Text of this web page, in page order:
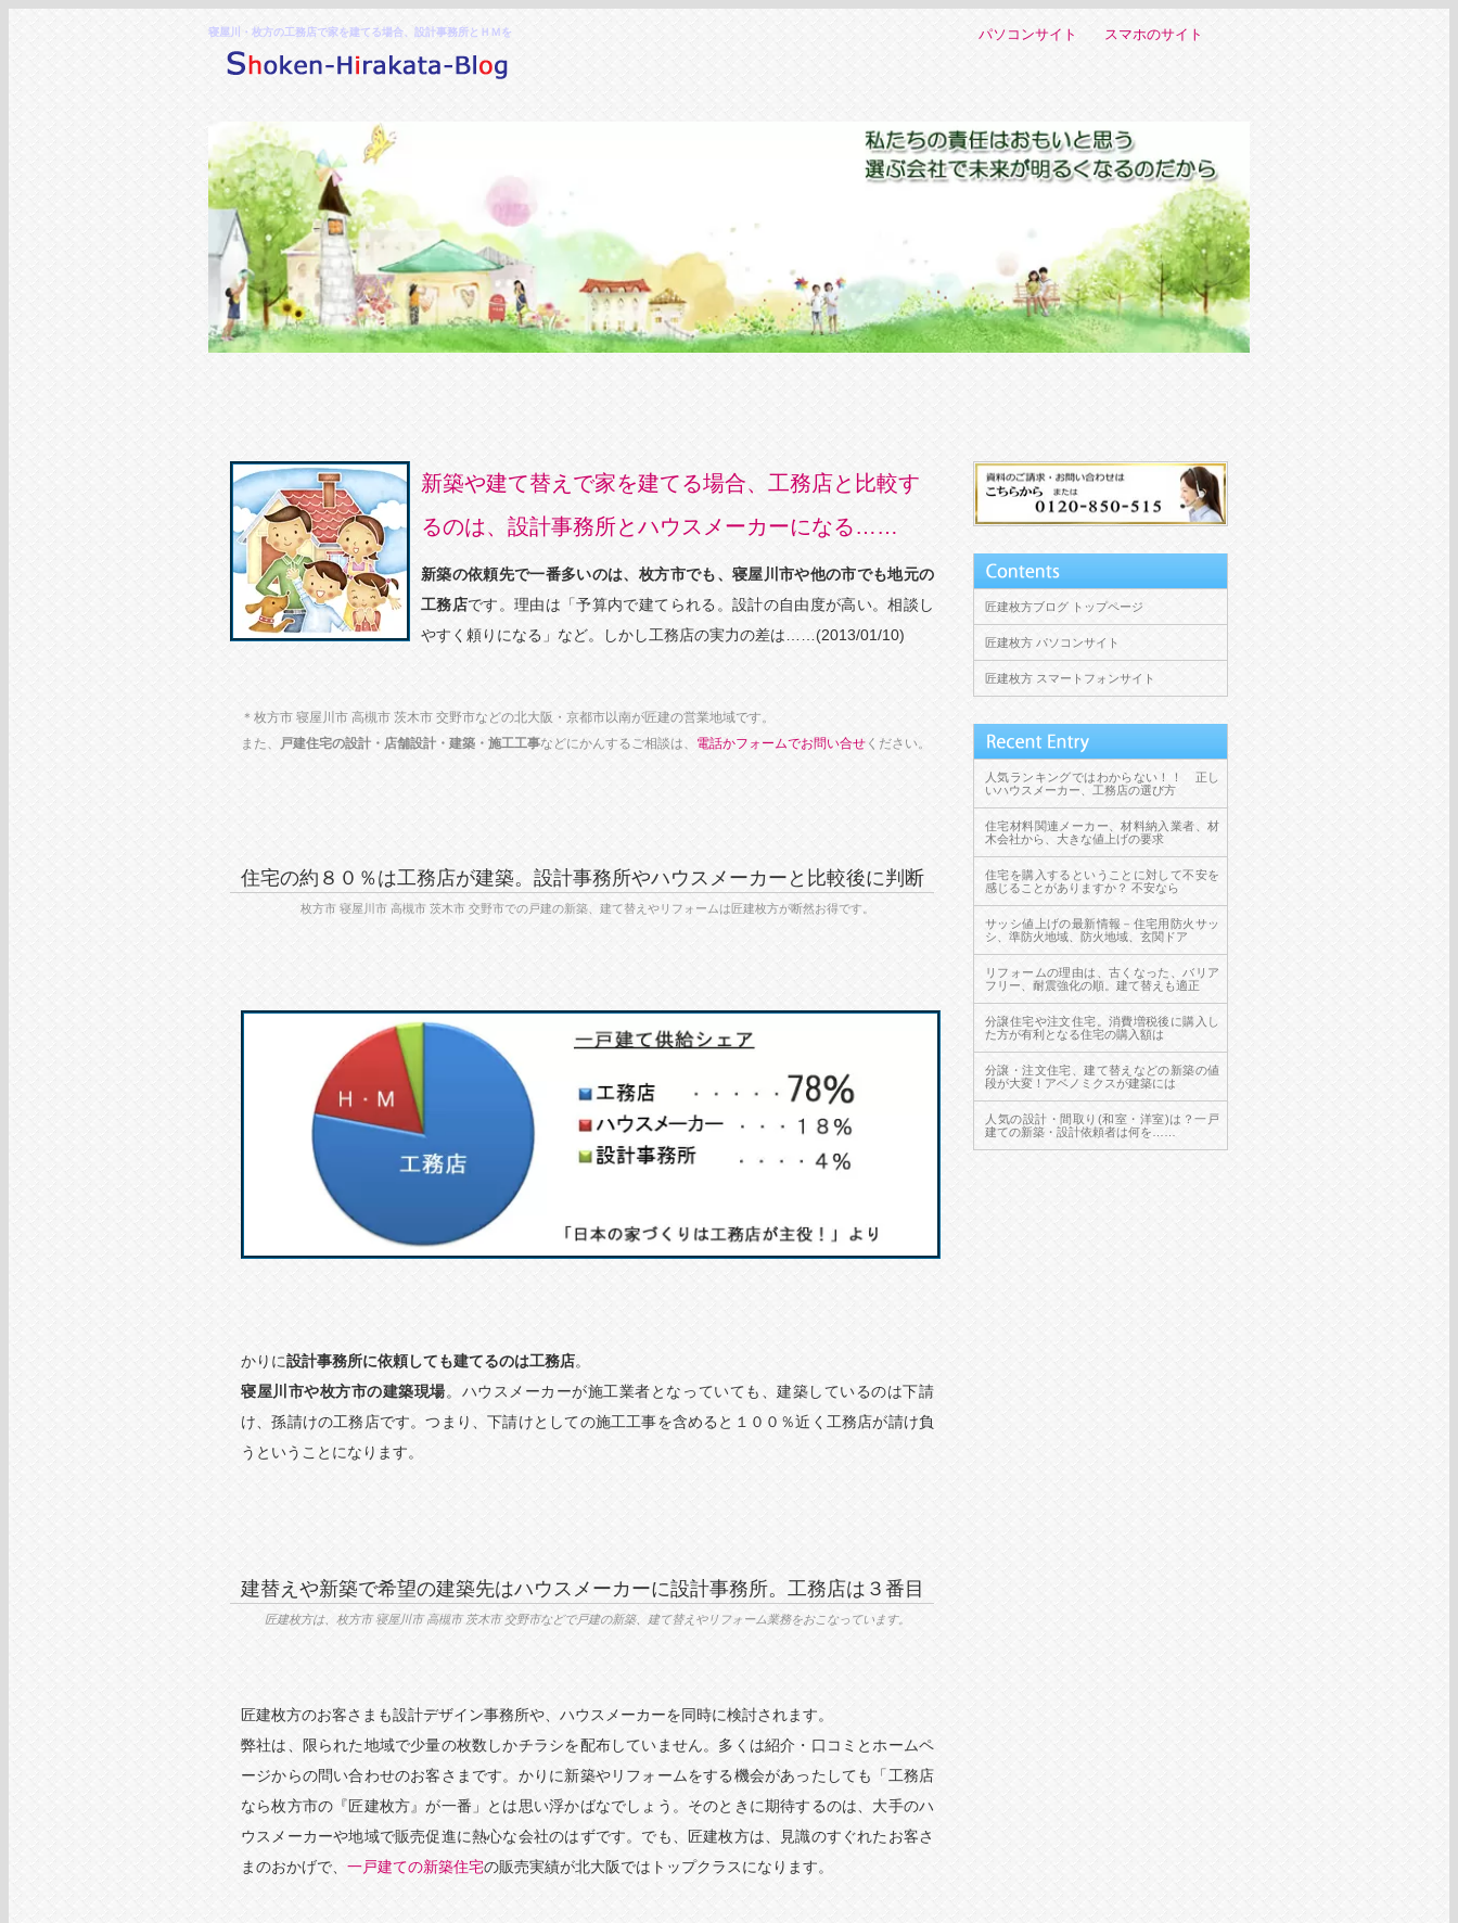
寝屋川・枚方の工務店で家を建てる場合、設計事務所とＨＭを パソコンサイト スマホのサイト
新築や建て替えで家を建てる場合、工務店と比較す
るのは、設計事務所とハウスメーカーになる……
新築の依頼先で一番多いのは、枚方市でも、寝屋川市や他の市でも地元の
工務店です。理由は「予算内で建てられる。設計の自由度が高い。相談し
やすく頼りになる」など。しかし工務店の実力の差は……(2013/01/10)
＊枚方市 寝屋川市 高槻市 茨木市 交野市などの北大阪・京都市以南が匠建の営業地域です。
また、
戸建住宅の設計・店舗設計・建築・施工工事などにかんするご相談は、 電話かフォームでお問い合せ ください。
住宅の約８０％は工務店が建築。設計事務所やハウスメーカーと比較後に判断
枚方市 寝屋川市 高槻市 茨木市 交野市での戸建の新築、建て替えやリフォームは匠建枚方が断然お得です。
かりに設計事務所に依頼しても建てるのは工務店。
寝屋川市や枚方市の建築現場。ハウスメーカーが施工業者となっていても、建築しているのは下請
け、孫請けの工務店です。つまり、下請けとしての施工工事を含めると１００％近く工務店が請け負
うということになります。
建替えや新築で希望の建築先はハウスメーカーに設計事務所。工務店は３番目
匠建枚方は、枚方市 寝屋川市 高槻市 茨木市 交野市などで戸建の新築、建て替えやリフォーム業務をおこなっています。
匠建枚方のお客さまも設計デザイン事務所や、ハウスメーカーを同時に検討されます。
弊社は、限られた地域で少量の枚数しかチラシを配布していません。多くは紹介・口コミとホームペ
ージからの問い合わせのお客さまです。かりに新築やリフォームをする機会があったしても「工務店
なら枚方市の『匠建枚方』が一番」とは思い浮かばなでしょう。そのときに期待するのは、大手のハ
ウスメーカーや地域で販売促進に熱心な会社のはずです。でも、匠建枚方は、見識のすぐれたお客さ
まのおかげで、 一戸建ての新築住宅の販売実績が北大阪ではトップクラスになります。
匠建枚方ブログ トップページ
匠建枚方 パソコンサイト
匠建枚方 スマートフォンサイト
人気ランキングではわからない！！ 正し
いハウスメーカー、工務店の選び方
住宅材料関連メーカー、材料納入業者、材
木会社から、大きな値上げの要求
住宅を購入するということに対して不安を
感じることがありますか？ 不安なら
サッシ値上げの最新情報－住宅用防火サッ
シ、準防火地域、防火地域、玄関ドア
リフォームの理由は、古くなった、バリア
フリー、耐震強化の順。建て替えも適正
分譲住宅や注文住宅。消費増税後に購入し
た方が有利となる住宅の購入額は
分譲・注文住宅、建て替えなどの新築の値
段が大変！アベノミクスが建築には
人気の設計・間取り(和室・洋室)は？一戸
建ての新築・設計依頼者は何を……